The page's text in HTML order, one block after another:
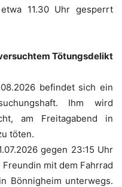
11.30 Uhr gesperrt
Tötungsdelikt
befindet sich ein
Ihm wird
am Freitagabend in
töten.
gegen 23:15 Uhr
mit dem Fahrrad
Bönnigheim unterwegs.